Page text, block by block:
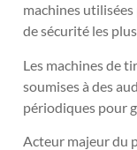
machines
de sécurité les
Les machines de
soumises à des
périodiques pour
Acteur majeur du